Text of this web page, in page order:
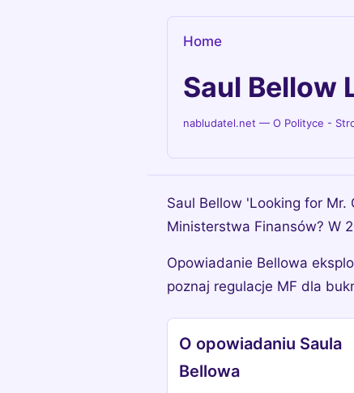
Home
Saul Bellow
nabludatel.net — O Polityce -
Saul Bellow 'Looking for Mr.
Ministerstwa Finansów? W
Opowiadanie Bellowa
poznaj regulacje MF dla
O opowiadaniu Saula
Bellowa